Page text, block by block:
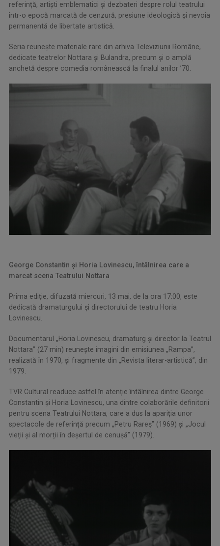
referință, artiști emblematici și dezbateri despre rolul teatrului
într-o epocă marcată de cenzură, presiune ideologică și nevoia
permanentă de libertate artistică.
Seria reunește materiale rare din arhiva Televiziunii Române,
dedicate teatrelor Nottara și Bulandra, precum și o amplă
anchetă despre comedia românească la finalul anilor ’70.
George Constantin și Horia Lovinescu, întâlnirea care a
marcat scena Teatrului Nottara
Prima ediție, difuzată miercuri, 13 mai, de la ora 17:00, este
dedicată dramaturgului și directorului de teatru Horia
Lovinescu.
Documentarul „Horia Lovinescu, dramaturg și director la Teatrul
Nottara” (27 min) reunește imagini din emisiunea „Rampa”,
realizată în 1970, și fragmente din „Revista literar-artistică”, din
1979.
TVR Cultural readuce astfel în atenție întâlnirea dintre George
Constantin și Horia Lovinescu, una dintre colaborările definitorii
pentru scena Teatrului Nottara, care a dus la apariția unor
spectacole de referință precum „Petru Rareș” (1969) și „Jocul
vieții și al morții în deșertul de cenușă” (1979).